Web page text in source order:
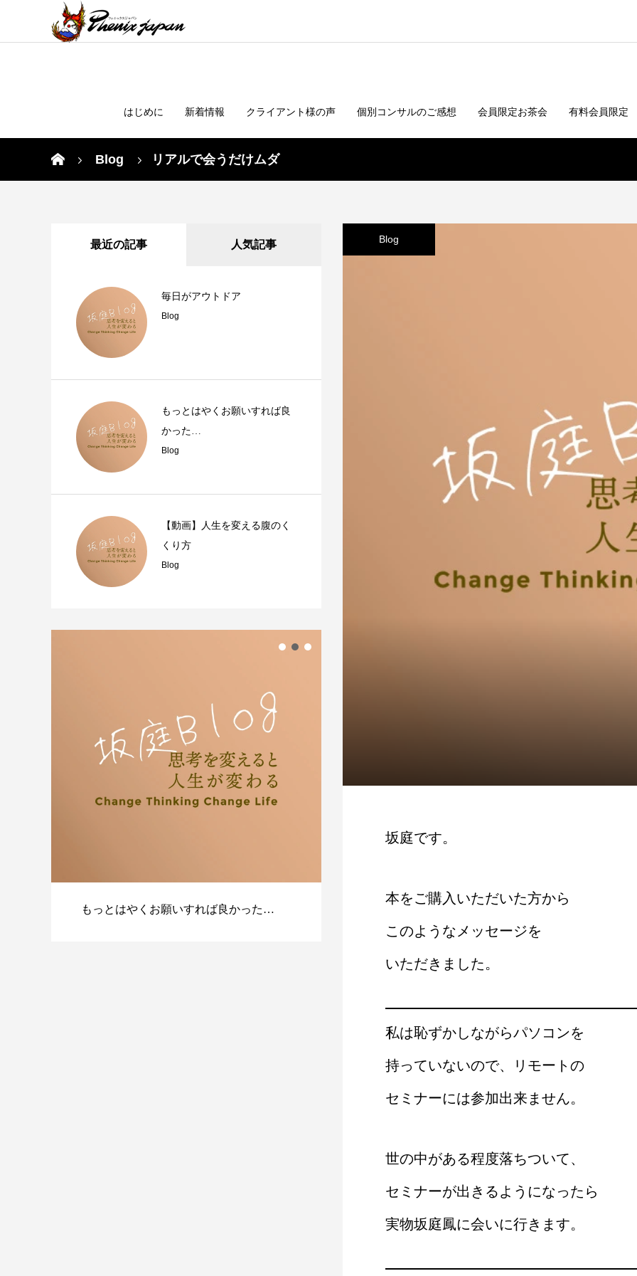
はじめに 新着情報 クライアント様の声 個別コンサルのご感想 会員限定お茶会 有料会員限定
Blog リアルで会うだけムダ
Blog
坂庭です。
本をご購入いただいた方から
このようなメッセージを
いただきました。
私は恥ずかしながらパソコンを
持っていないので、リモートの
セミナーには参加出来ません。
世の中がある程度落ちついて、
セミナーが出きるようになったら
実物坂庭鳳に会いに行きます。
最近の記事 人気記事
毎日がアウトドア
Blog
もっとはやくお願いすれば良
かった…
Blog
【動画】人生を変える腹のく
くり方
Blog
もっとはやくお願いすれば良かった… 【動画】人生を変える腹のくくり方